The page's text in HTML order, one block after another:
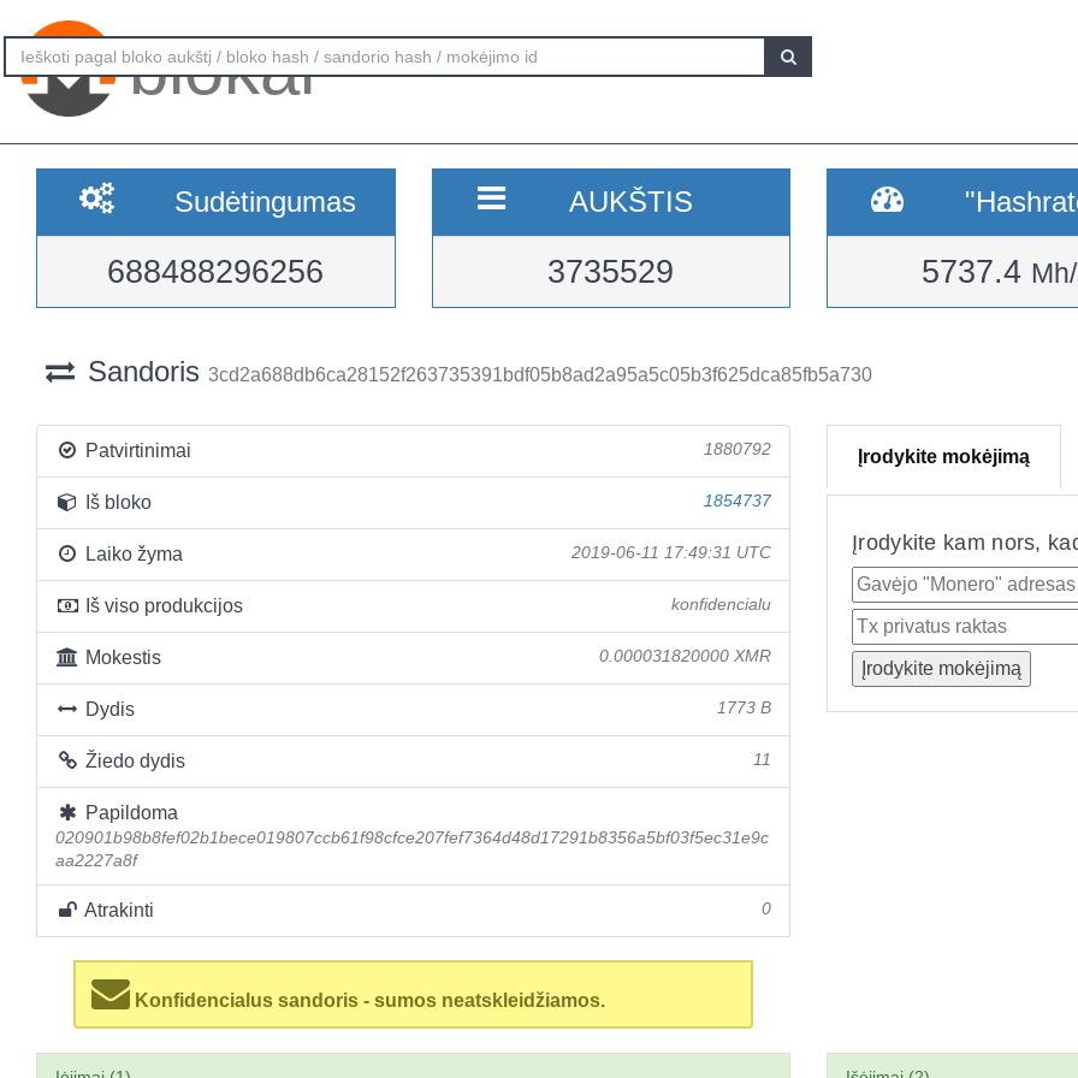
blokai
Sudėtingumas
688488296256
AUKŠTIS
3735529 5737.4
Sandoris 3cd2a688db6ca28152f263735391bdf05b8ad2a95a5c05b3f625dca85fb5a730
Patvirtinimai 1880792
Iš bloko 1854737
Laiko žyma 2019-06-11 17:49:31 UTC
Iš viso produkcijos konfidencialu
Mokestis 0.000031820000 XMR
Dydis 1773 B
Žiedo dydis 11
Papildoma
020901b98b8fef02b1bece019807ccb61f98cfce207fef7364d48d17291b8356a5bf03f5ec31e9c
aa2227a8f
Atrakinti 0
Konfidencialus sandoris - sumos neatskleidžiamos.
Įrodykite mokėjimą
Įrodykite kam nors,